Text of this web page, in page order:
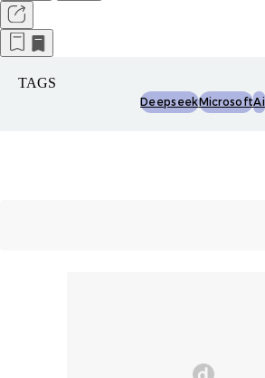
TAGS
DeepseekMicrosoftAi